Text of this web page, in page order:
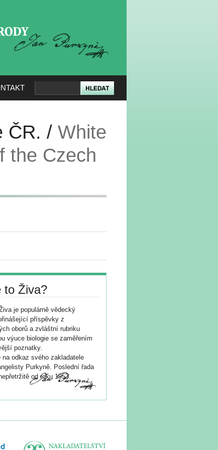
ČR. / White
the Czech
to Živa?
je populárně vědecký
příspěvky z
oborů a zvláštní rubriku
výuce biologie se zaměřením
poznatky.
na odkaz svého zakladatele
Purkyně. Poslední řada
od roku 1953.